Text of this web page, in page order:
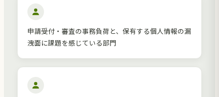
申請受付・審査の事務負荷と、保有する個人情報の漏
洩面に課題を感じている部門